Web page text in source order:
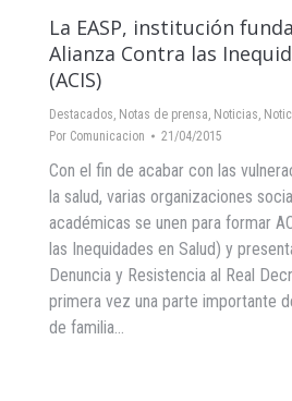
La EASP, institución
Alianza Contra las
(ACIS)
Destacados, Notas de prensa, Noticias,
Por Comunicacion 21/04/2015
Con el fin de acabar con las
la salud, varias organizaciones
académicas se unen para formar
las Inequidades en Salud) y
Denuncia y Resistencia al Real
primera vez una parte importante
de familia…